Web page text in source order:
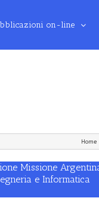
on-line
Home
Missione
e Informatica